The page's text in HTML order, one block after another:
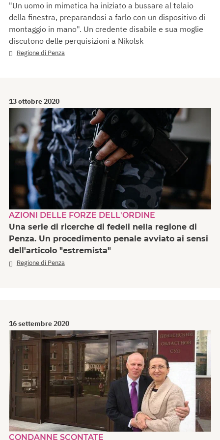
"Un uomo in mimetica ha iniziato a bussare al telaio
della finestra, preparandosi a farlo con un dispositivo di
montaggio in mano". Un credente disabile e sua moglie
discutono delle perquisizioni a Nikolsk
Regione di Penza
13 ottobre 2020
AZIONI DELLE FORZE DELL'ORDINE
Una serie di ricerche di fedeli nella regione di
Penza. Un procedimento penale avviato ai sensi
dell'articolo "estremista"
Regione di Penza
16 settembre 2020
CONDANNE SCONTATE